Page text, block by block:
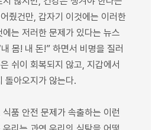
줬건만, 갑자기 이것에는 이러한
는 저러한 문제가 있다는 뉴스
몸! 내 돈!” 하면서 비명을 질러
쉬이 회복되지 않고, 지갑에서
돌아오지가 않는다.
품 안전 문제가 속출하는 이런